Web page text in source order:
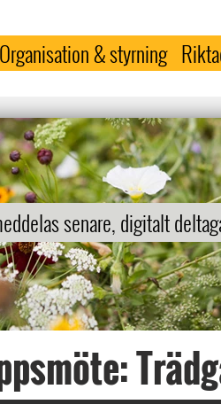
Organisation & styrning
senare, digitalt